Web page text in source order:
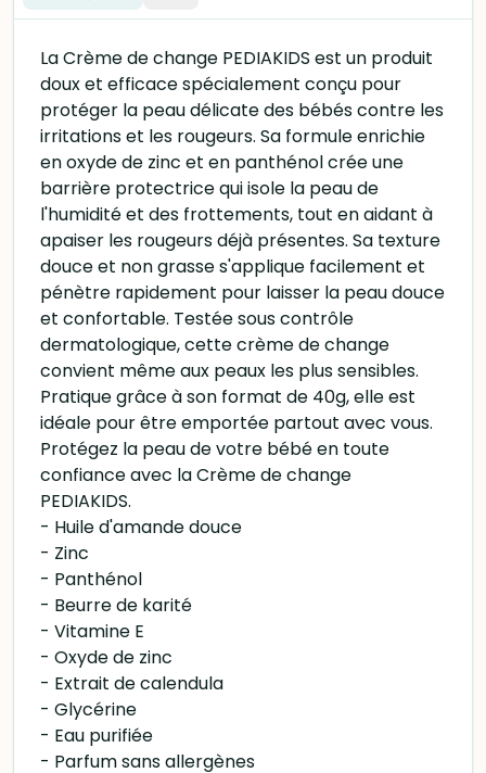
La Crème de change PEDIAKIDS est un produit
doux et efficace spécialement conçu pour
protéger la peau délicate des bébés contre les
irritations et les rougeurs. Sa formule enrichie
en oxyde de zinc et en panthénol crée une
barrière protectrice qui isole la peau de
l'humidité et des frottements, tout en aidant à
apaiser les rougeurs déjà présentes. Sa texture
douce et non grasse s'applique facilement et
pénètre rapidement pour laisser la peau douce
et confortable. Testée sous contrôle
dermatologique, cette crème de change
convient même aux peaux les plus sensibles.
Pratique grâce à son format de 40g, elle est
idéale pour être emportée partout avec vous.
Protégez la peau de votre bébé en toute
confiance avec la Crème de change
PEDIAKIDS.
- Huile d'amande douce
- Zinc
- Panthénol
- Beurre de karité
- Vitamine E
- Oxyde de zinc
- Extrait de calendula
- Glycérine
- Eau purifiée
- Parfum sans allergènes